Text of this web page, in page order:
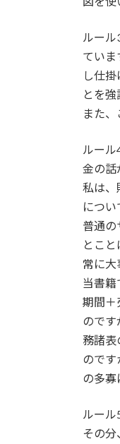
ルー
ていま
し仕
とを強
また
ルー
金の話
私は、
につい
普通の
とこ
常に大
当書籍
期間＋
のです
務諸表
のです
の多寡
ルール
その分